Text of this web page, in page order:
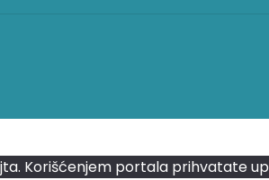
Korišćenjem portala prihvatate